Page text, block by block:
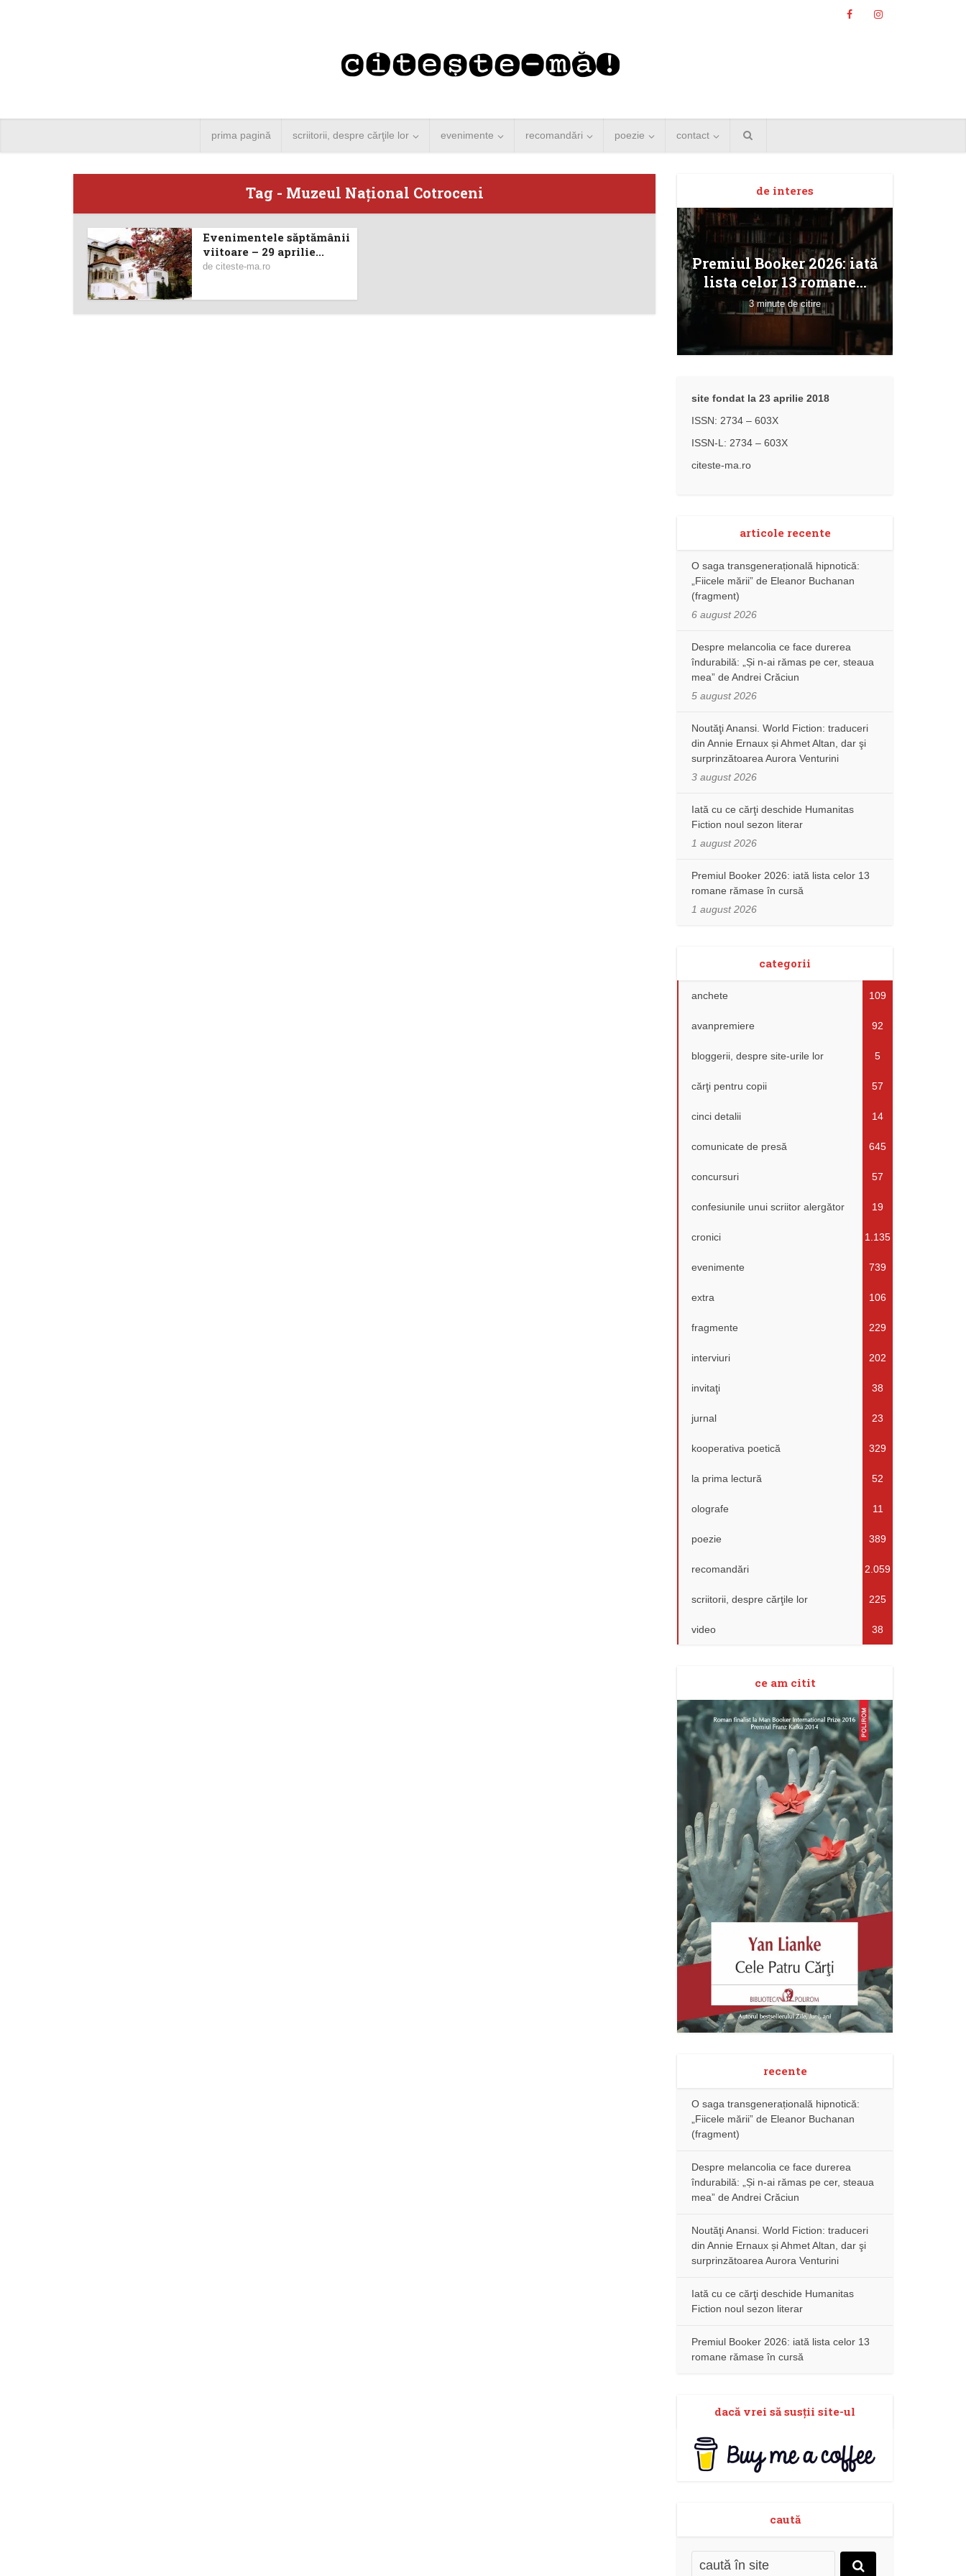
prima pagină scriitorii, despre cărţile lor evenimente recomandări poezie contact
Tag - Muzeul Național Cotroceni
Evenimentele săptămânii
viitoare – 29 aprilie...
de citeste-ma.ro
de interes
Angela Merkel vine la
Premiul Booker 2026: iată
lista celor 13 romane...
3 minute de citire
site fondat la 23 aprilie 2018
ISSN: 2734 – 603X
ISSN-L: 2734 – 603X
citeste-ma.ro
articole recente
O saga transgenerațională hipnotică:
„Fiicele mării” de Eleanor Buchanan
(fragment)
6 august 2026
Despre melancolia ce face durerea
îndurabilă: „Și n-ai rămas pe cer, steaua
mea” de Andrei Crăciun
5 august 2026
Noutăţi Anansi. World Fiction: traduceri
din Annie Ernaux și Ahmet Altan, dar şi
surprinzătoarea Aurora Venturini
3 august 2026
Iată cu ce cărţi deschide Humanitas
Fiction noul sezon literar
1 august 2026
Premiul Booker 2026: iată lista celor 13
romane rămase în cursă
1 august 2026
categorii
anchete 109
avanpremiere 92
bloggerii, despre site-urile lor 5
cărţi pentru copii 57
cinci detalii 14
comunicate de presă 645
concursuri 57
confesiunile unui scriitor alergător 19
cronici 1.135
evenimente 739
extra 106
fragmente 229
interviuri 202
invitaţi 38
jurnal 23
kooperativa poetică 329
la prima lectură 52
olografe 11
poezie 389
recomandări 2.059
scriitorii, despre cărţile lor 225
video 38
ce am citit
recente
O saga transgenerațională hipnotică:
„Fiicele mării” de Eleanor Buchanan
(fragment)
Despre melancolia ce face durerea
îndurabilă: „Și n-ai rămas pe cer, steaua
mea” de Andrei Crăciun
Noutăţi Anansi. World Fiction: traduceri
din Annie Ernaux și Ahmet Altan, dar şi
surprinzătoarea Aurora Venturini
Iată cu ce cărţi deschide Humanitas
Fiction noul sezon literar
Premiul Booker 2026: iată lista celor 13
romane rămase în cursă
dacă vrei să susţii site-ul
caută